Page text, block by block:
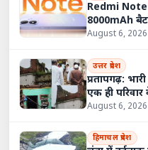
Redmi Note
8000mAh
August 6, 2026
उत्तर प्रदेश
प्रतापगढ़:
एक ही
August 6, 2026
हिमाचल प्रदेश